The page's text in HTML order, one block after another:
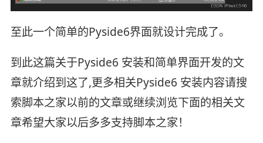
至此一个简单的Pyside6界面就设计完成了。
到此这篇关于Pyside6 安装和简单界面开发的文
章就介绍到这了,更多相关Pyside6 安装内容请搜
索脚本之家以前的文章或继续浏览下面的相关文
章希望大家以后多多支持脚本之家！